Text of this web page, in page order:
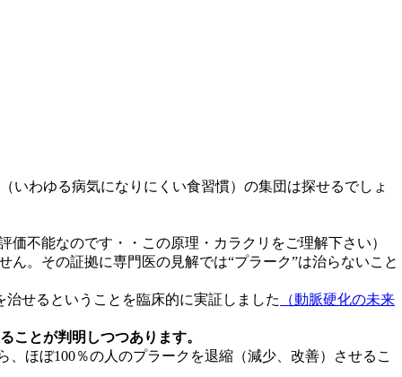
いわゆる病気になりにくい食習慣）の集団は探せるでしょ
不能なのです・・この原理・カラクリをご理解下さい）
。その証拠に専門医の見解では“プラーク”は治らないこと
せるということを臨床的に実証しました （動脈硬化の未来
ことが判明しつつあります。
、ほぼ100％の人のプラークを退縮（減少、改善）させるこ